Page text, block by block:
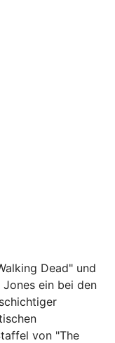
Dead" und
ein bei den
von "The